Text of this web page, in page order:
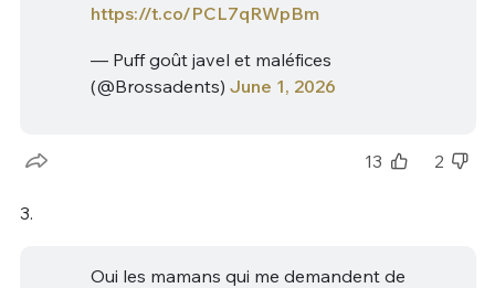
https://t.co/PCL7qRWpBm
— Puff goût javel et maléfices
(@Brossadents) June 1, 2026
13 2
3.
Oui les mamans qui me demandent de